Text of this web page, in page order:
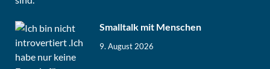
Smalltalk mit Menschen
9. August 2026